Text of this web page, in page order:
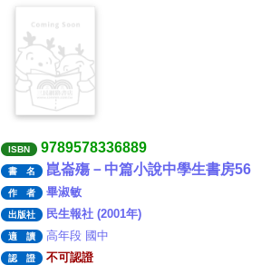
ISBN 9789578336889
書 名 崑崙殤－中篇小說中學生書房56
作 者 畢淑敏
出版社 民生報社 (2001年)
適 讀 高年段 國中
認 證 不可認證